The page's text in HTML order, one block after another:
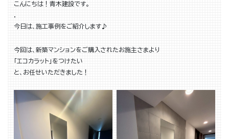
こんにちは！青木建設です。
．
今日は、施工事例をご紹介します♪
今回は、新築マンションをご購入されたお施主さまより
「エコカラット」をつけたい
と、お任せいただきました！